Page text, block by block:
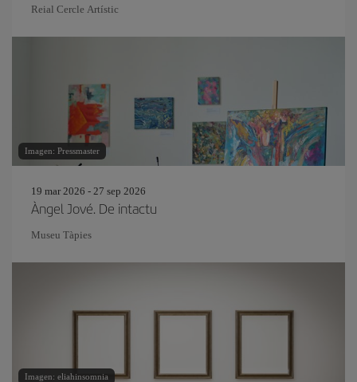
Reial Cercle Artístic
Imagen: Pressmaster
19 mar 2026 - 27 sep 2026
Àngel Jové. De intactu
Museu Tàpies
Imagen: eliahinsomnia